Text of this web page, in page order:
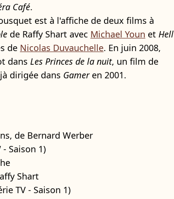
Café.
est à l'affiche de deux films à
de Raffy Shart avec Michael Youn et Hell
de Nicolas Duvauchelle. En juin 2008,
dans Les Princes de la nuit, un film de
dirigée dans Gameren 2001.
de Bernard Werber
- Saison 1)
Shart
TV - Saison 1)